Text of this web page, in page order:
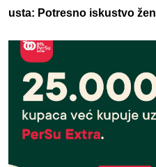
usta: Potresno iskustvo